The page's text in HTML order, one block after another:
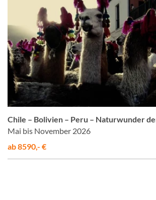
Chile – Bolivien – Peru – Naturwunder
Mai bis November 2026
ab 8590,- €